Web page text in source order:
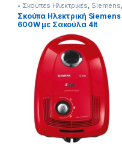
• Σκούπεs Ηλεκτρικέs Siemens
Σκούπισμα & Καθάρισμα
Σκούπα Ηλεκτρική Siemens
600W με Σακούλα 4lt